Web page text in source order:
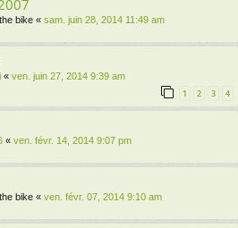
bike « sam. juin 28, 2014 11:49 am
« ven. juin 27, 2014 9:39 am
1 2 3 4
« ven. févr. 14, 2014 9:07 pm
bike « ven. févr. 07, 2014 9:10 am